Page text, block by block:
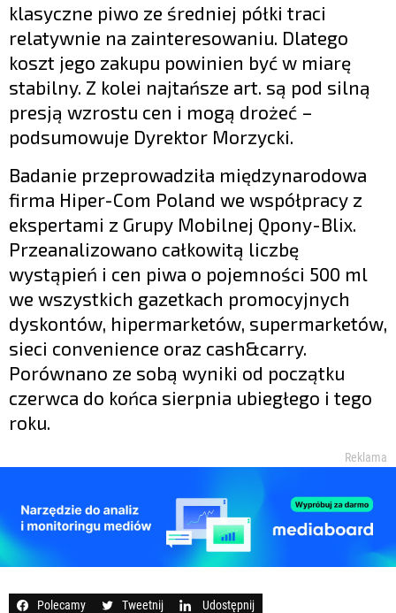
klasyczne piwo ze średniej półki traci
relatywnie na zainteresowaniu. Dlatego
koszt jego zakupu powinien być w miarę
stabilny. Z kolei najtańsze art. są pod silną
presją wzrostu cen i mogą drożeć –
podsumowuje Dyrektor Morzycki.
Badanie przeprowadziła międzynarodowa
firma Hiper-Com Poland we współpracy z
ekspertami z Grupy Mobilnej Qpony-Blix.
Przeanalizowano całkowitą liczbę
wystąpień i cen piwa o pojemności 500 ml
we wszystkich gazetkach promocyjnych
dyskontów, hipermarketów, supermarketów,
sieci convenience oraz cash&carry.
Porównano ze sobą wyniki od początku
czerwca do końca sierpnia ubiegłego i tego
roku.
Reklama
Polecamy Tweetnij
Udostępnij